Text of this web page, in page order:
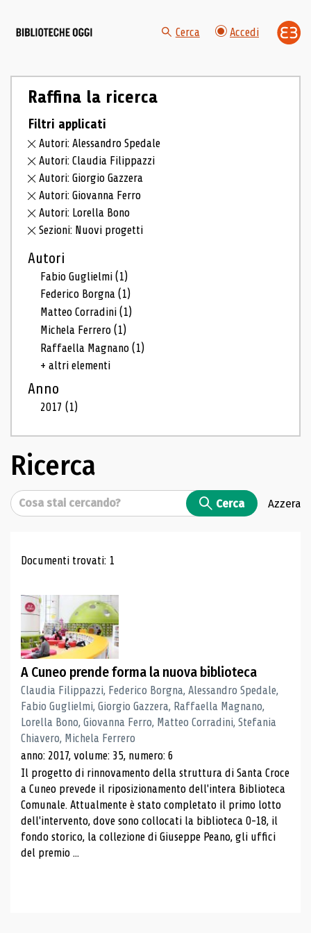
Cerca Accedi
Raffina la ricerca
Filtri applicati
Autori: Alessandro Spedale
Autori: Claudia Filippazzi
Autori: Giorgio Gazzera
Autori: Giovanna Ferro
Autori: Lorella Bono
Sezioni: Nuovi progetti
Autori
Fabio Guglielmi(1)
Federico Borgna(1)
Matteo Corradini(1)
Michela Ferrero(1)
Raffaella Magnano(1)
+ altri elementi
Anno
2017(1)
Ricerca
Cerca Cerca Azzera
Risultati di ricerca
Documenti trovati: 1
A Cuneo prende forma la nuova biblioteca
Claudia Filippazzi, Federico Borgna, Alessandro Spedale,
Fabio Guglielmi, Giorgio Gazzera, Raffaella Magnano,
Lorella Bono, Giovanna Ferro, Matteo Corradini, Stefania
Chiavero, Michela Ferrero
anno: 2017, volume: 35, numero: 6
Il progetto di rinnovamento della struttura di Santa Croce
a Cuneo prevede il riposizionamento dell'intera Biblioteca
Comunale. Attualmente è stato completato il primo lotto
dell'intervento, dove sono collocati la biblioteca 0-18, il
fondo storico, la collezione di Giuseppe Peano, gli uffici
del premio ...